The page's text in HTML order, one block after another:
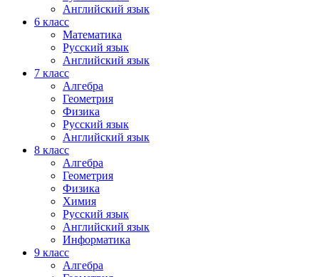
Английский язык
6 класс
Математика
Русский язык
Английский язык
7 класс
Алгебра
Геометрия
Физика
Русский язык
Английский язык
8 класс
Алгебра
Геометрия
Физика
Химия
Русский язык
Английский язык
Информатика
9 класс
Алгебра